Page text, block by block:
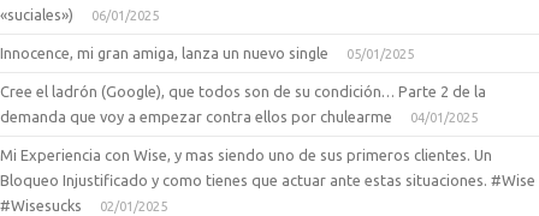
«suciales»)
06/01/2025
Innocence, mi gran amiga, lanza un nuevo single 05/01/2025
Cree el ladrón (Google), que todos son de su condición… Parte 2 de la
demanda que voy a empezar contra ellos por chulearme
04/01/2025
Mi Experiencia con Wise, y mas siendo uno de sus primeros clientes. Un
Bloqueo Injustificado y como tienes que actuar ante estas situaciones. #Wise
#Wisesucks
02/01/2025